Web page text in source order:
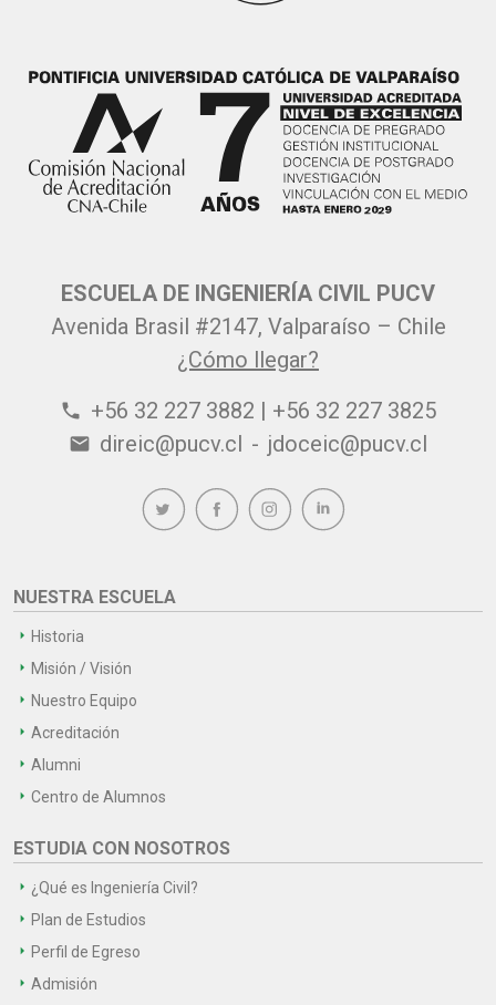
ESCUELA DE INGENIERÍA CIVIL PUCV
Avenida Brasil #2147, Valparaíso – Chile
¿Cómo llegar?
phone +56 32 227 3882 | +56 32 227 3825
email direic@pucv.cl - jdoceic@pucv.cl
NUESTRA ESCUELA
Historia
Misión / Visión
Nuestro Equipo
Acreditación
Alumni
Centro de Alumnos
ESTUDIA CON NOSOTROS
¿Qué es Ingeniería Civil?
Plan de Estudios
Perfil de Egreso
Admisión